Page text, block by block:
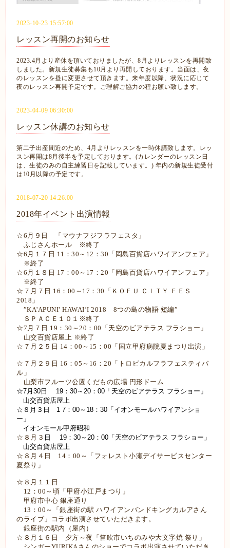
2023-10-23 15:57:00
レッスン再開のお知らせ
2023.4月より産休を頂いておりましたが、8月よりレッスンを再開致
しました。新規生徒募集も10月より再開しております。 当面は、夜
のレッスンを昼に変更させて頂きます。来年度以降、状況に応じて
夜のレッスン再開予定です。ご理解ご協力の程お願い致します。
2023-04-09 06:30:00
レッスン休講のお知らせ
第二子出産間近のため、4月よりレッスンを一時休講致します。レッ
スン再開は8月後半を予定しております。(カレンダーのレッスン日
は、生徒のみの自主練習日を記載しています。) 年内の新規生徒受付
は10月以降の予定です。
2018-07-20 14:26:00
2018年イベント出演情報
☆6月９日 「マウナフジフラフェスタ」
ふじさんホール ※終了
☆6月１７日 11：30～12：30「岡島百貨店ハワイアンフェア」
※終了
☆6月１８日 17：00～17：20「岡島百貨店ハワイアンフェア」
※終了
☆７月７日 16：00～17：30「ＫＯＦＵ ＣＩＴＹ ＦＥＳ
2018」
”KA'APUNI’ HAWAI’I 2018 8つの島の物語 短編”
ＳＰＡＣＥ１０１※終了
☆7月７日 19：30～20：00「天空のビアテラス フラショー」
山交百貨店屋上 ※終了
☆７月２５日 14：00～15：00「国立甲府病院夏まつり出演」
☆７月２９日 16：05～16：20「トロピカルフラフェスティバ
ル」
山梨市フルーツ公園くだもの広場 円形ドーム
☆7月30日 19：30～20：00「天空のビアテラス フラショー」
山交百貨店屋上
☆８月３日 1 7：00～18：30「イオンモールハワイアンショ
ー」
イオンモール甲府昭和
☆８月３ 日 19：30～20：00「天空のビアテラス フラショー」
山交百貨店屋上
☆８月４日 14：00～「フォレスト小瀬デイサービスセンター
夏祭り」
☆８月１１日
12：00～頃「甲府小江戸まつり」
甲府市中心 銀座通り
13：00～「銀座街の駅 ハワイアンバンドキングカルアさん
のライブ」コラボ出演させていただきます。
銀座街の駅内（屋内）
☆８月１６日 夕方～夜「笛吹市いちのみや大文字焼 祭り」